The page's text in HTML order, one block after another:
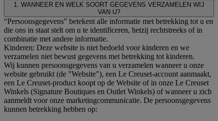
1. WANNEER EN WELK SOORT GEGEVENS VERZAMELEN WIJ
VAN U?
“Persoonsgegevens” betekent alle informatie met betrekking tot u en
die ons in staat stelt om u te identificeren, hetzij rechtstreeks of in
combinatie met andere informatie.
Kinderen: Deze website is niet bedoeld voor kinderen en we
verzamelen niet bewust gegevens met betrekking tot kinderen.
Wij kunnen persoonsgegevens van u verzamelen wanneer u onze
website gebruikt (de "Website"), een Le Creuset-account aanmaakt,
een Le Creuset-product koopt op de Website of in onze Le Creuset
Winkels (Signature Boutiques en Outlet Winkels) of wanneer u zich
aanmeldt voor onze marketingcommunicatie. De persoonsgegevens
kunnen betrekking hebben op: